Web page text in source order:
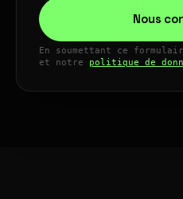
Nous
En soumettant ce
et notre politique de